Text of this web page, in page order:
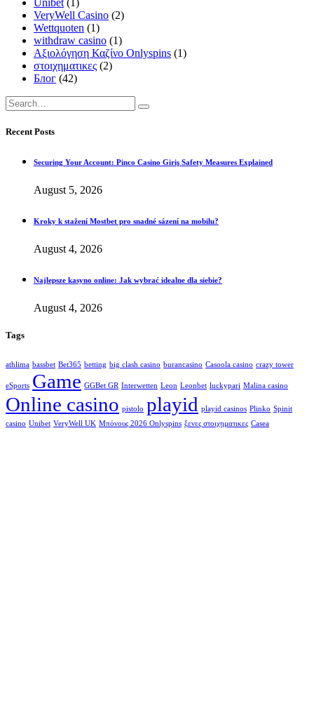
Unibet (1)
VeryWell Casino (2)
Wettquoten (1)
withdraw casino (1)
Αξιολόγηση Καζίνο Onlyspins (1)
στοιχηματικες (2)
Блог (42)
Recent Posts
Securing Your Account: Pinco Casino Giriş Safety Measures Explained
August 5, 2026
Kroky k stažení Mostbet pro snadné sázení na mobilu?
August 4, 2026
Najlepsze kasyno online: Jak wybrać idealne dla siebie?
August 4, 2026
Tags
athlima bassbet Bet365 betting big clash casino burancasino Casoola casino crazy tower
eSports Game GGBet GR Interwetten Leon Leonbet luckypari Malina casino
Online casino pistolo playid playid casinos Plinko Spinit
casino Unibet VeryWell UK Μπόνους 2026 Onlyspins ξενες στοιχηματικες Сasea